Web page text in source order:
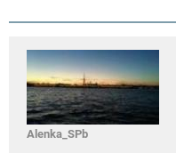
Alenka_SPb